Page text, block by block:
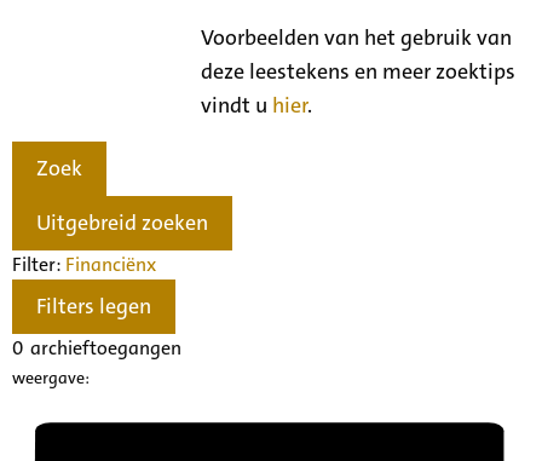
Voorbeelden van het gebruik van
deze leestekens en meer zoektips
vindt u hier.
Zoek
Uitgebreid zoeken
Filter: Financiënx
Filters legen
0 archieftoegangen
weergave: